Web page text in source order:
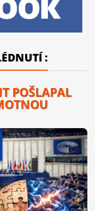
:
POŠLAPAL